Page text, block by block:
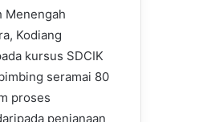
Menengah
Kodiang
kursus SDCIK
seramai 80
proses
penjanaan